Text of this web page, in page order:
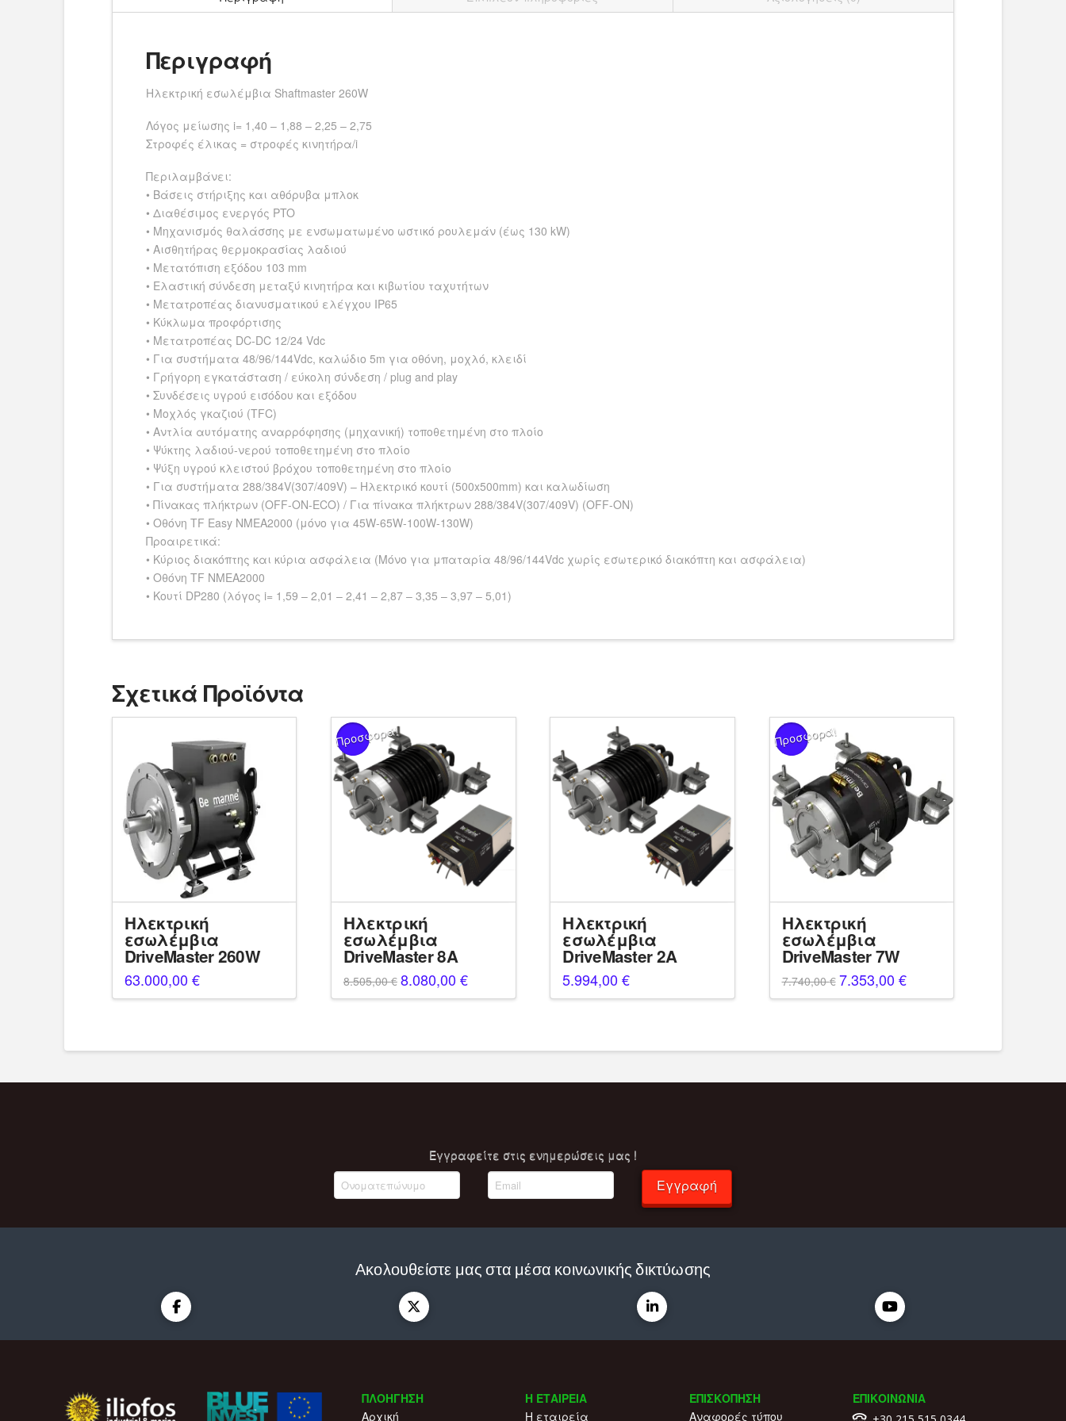
Περιγραφή
Ηλεκτρική εσωλέμβια Shaftmaster 260W
Λόγος μείωσης i= 1,40 – 1,88 – 2,25 – 2,75
Στροφές έλικας = στροφές κινητήρα/i
Περιλαμβάνει:
• Βάσεις στήριξης και αθόρυβα μπλοκ
• Διαθέσιμος ενεργός PTO
• Μηχανισμός θαλάσσης με ενσωματωμένο ωστικό ρουλεμάν (έως 130 kW)
• Αισθητήρας θερμοκρασίας λαδιού
• Μετατόπιση εξόδου 103 mm
• Ελαστική σύνδεση μεταξύ κινητήρα και κιβωτίου ταχυτήτων
• Μετατροπέας διανυσματικού ελέγχου IP65
• Κύκλωμα προφόρτισης
• Μετατροπέας DC-DC 12/24 Vdc
• Για συστήματα 48/96/144Vdc, καλώδιο 5m για οθόνη, μοχλό, κλειδί
• Γρήγορη εγκατάσταση / εύκολη σύνδεση / plug and play
• Συνδέσεις υγρού εισόδου και εξόδου
• Μοχλός γκαζιού (TFC)
• Αντλία αυτόματης αναρρόφησης (μηχανική) τοποθετημένη στο πλοίο
• Ψύκτης λαδιού-νερού τοποθετημένη στο πλοίο
• Ψύξη υγρού κλειστού βρόχου τοποθετημένη στο πλοίο
• Για συστήματα 288/384V(307/409V) – Ηλεκτρικό κουτί (500x500mm) και καλωδίωση
• Πίνακας πλήκτρων (OFF-ON-ECO) / Για πίνακα πλήκτρων 288/384V(307/409V) (OFF-ON)
• Οθόνη TF Easy NMEA2000 (μόνο για 45W-65W-100W-130W)
Προαιρετικά:
• Κύριος διακόπτης και κύρια ασφάλεια (Μόνο για μπαταρία 48/96/144Vdc χωρίς εσωτερικό διακόπτη και ασφάλεια)
• Οθόνη TF NMEA2000
• Κουτί DP280 (λόγος i= 1,59 – 2,01 – 2,41 – 2,87 – 3,35 – 3,97 – 5,01)
Σχετικά Προϊόντα
Ηλεκτρική
εσωλέμβια
DriveMaster 260W
63.000,00€
Προσφορά!
Ηλεκτρική
εσωλέμβια
DriveMaster 8A
8.505,00€ Original
price
was:
8.080,00€Η
τρέχουσα
τιμή
Ηλεκτρική
εσωλέμβια
DriveMaster 2A
5.994,00€
Προσφορά!
Ηλεκτρική
εσωλέμβια
DriveMaster 7W
7.740,00€ Original
price
was:
7.353,00€Η
τρέχουσα
τιμή
Eγγραφείτε στις ενημερώσεις μας !
Εγγραφή
Ακολουθείστε μας στα μέσα κοινωνικής δικτύωσης
ΠΛΟΗΓΗΣΗ
Αρχική
Η ΕΤΑΙΡΕΙΑ
Η εταιρεία
ΕΠΙΣΚΟΠΗΣΗ
Αναφορές τύπου
ΕΠΙΚΟΙΝΩΝΙΑ